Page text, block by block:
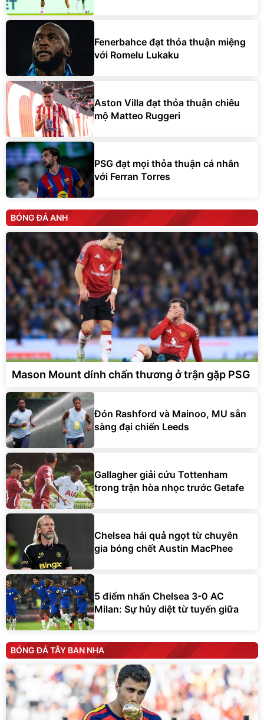
Fenerbahce đạt thỏa thuận miệng
với Romelu Lukaku
Aston Villa đạt thỏa thuận chiêu
mộ Matteo Ruggeri
PSG đạt mọi thỏa thuận cá nhân
với Ferran Torres
BÓNG ĐÁ ANH
Mason Mount dính chấn thương ở trận gặp PSG
Đón Rashford và Mainoo, MU sẵn
sàng đại chiến Leeds
Gallagher giải cứu Tottenham
trong trận hòa nhọc trước Getafe
Chelsea hái quả ngọt từ chuyên
gia bóng chết Austin MacPhee
5 điểm nhấn Chelsea 3-0 AC
Milan: Sự hủy diệt từ tuyến giữa
BÓNG ĐÁ TÂY BAN NHA